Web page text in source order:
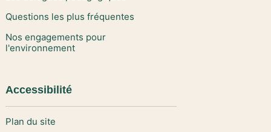
Questions les plus fréquentes
Nos engagements pour
l'environnement
Accessibilité
Plan du site